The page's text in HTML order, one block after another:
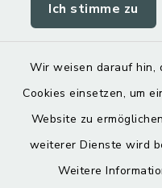
Ich stimme zu
Wir weisen darauf hin,
Cookies einsetzen, um
Website zu
weiterer Dienste wird
Weitere